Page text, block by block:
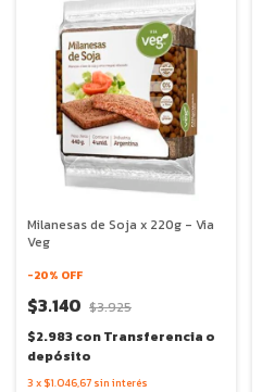
Milanesas de Soja x 220g - Via
Veg
-20% OFF
$3.140 $3.925
$2.983conTransferencia o
depósito
3 x $1.046,67 sin interés